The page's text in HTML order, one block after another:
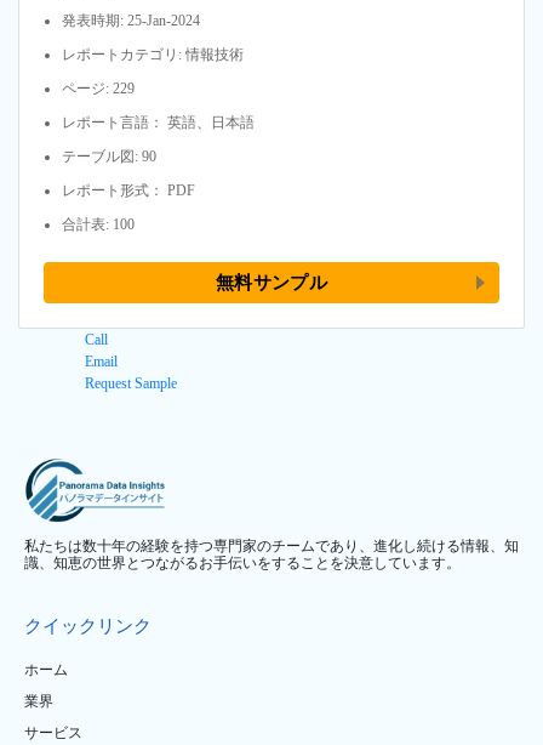
発表時期: 25-Jan-2024
レポートカテゴリ: 情報技術
ページ: 229
レポート言語： 英語、日本語
テーブル図: 90
レポート形式： PDF
合計表: 100
無料サンプル
Call
Email
Request Sample
私たちは数十年の経験を持つ専門家のチームであり、進化し続ける情報、知
識、知恵の世界とつながるお手伝いをすることを決意しています。
クイックリンク
ホーム
業界
サービス